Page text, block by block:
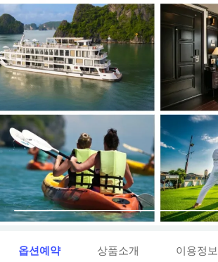
옵션예약 상품소개 이용정보